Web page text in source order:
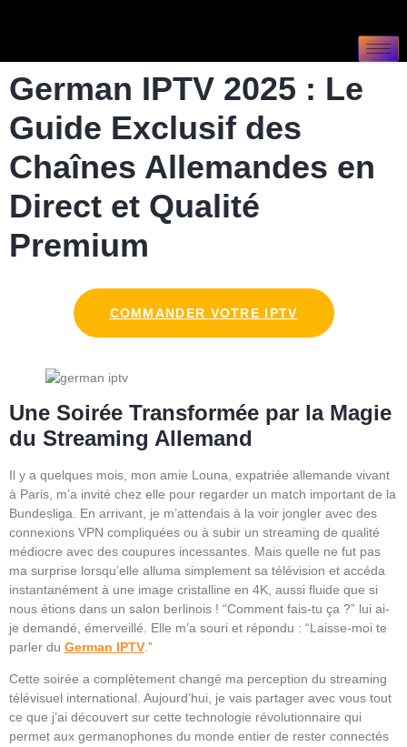
German IPTV 2025 : Le
Guide Exclusif des
Chaînes Allemandes en
Direct et Qualité
Premium
COMMANDER VOTRE IPTV
Une Soirée Transformée par la Magie
du Streaming Allemand
Il y a quelques mois, mon amie Louna, expatriée allemande vivant
à Paris, m’a invité chez elle pour regarder un match important de la
Bundesliga. En arrivant, je m’attendais à la voir jongler avec des
connexions VPN compliquées ou à subir un streaming de qualité
médiocre avec des coupures incessantes. Mais quelle ne fut pas
ma surprise lorsqu’elle alluma simplement sa télévision et accéda
instantanément à une image cristalline en 4K, aussi fluide que si
nous étions dans un salon berlinois ! “Comment fais-tu ça ?” lui ai-
je demandé, émerveillé. Elle m’a souri et répondu : “Laisse-moi te
parler du German IPTV .”
Cette soirée a complètement changé ma perception du streaming
télévisuel international. Aujourd’hui, je vais partager avec vous tout
ce que j’ai découvert sur cette technologie révolutionnaire qui
permet aux germanophones du monde entier de rester connectés